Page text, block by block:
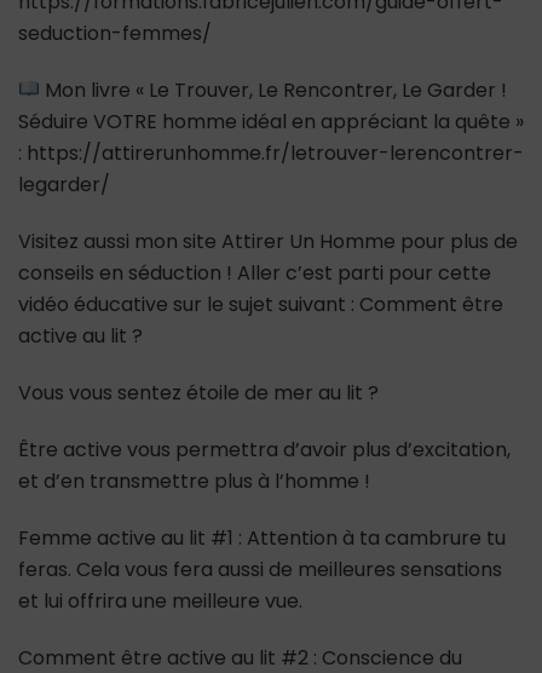
seduction-femmes/
Mon livre « Le Trouver, Le Rencontrer, Le Garder !
Séduire VOTRE homme idéal en appréciant la quête »
: https://attirerunhomme.fr/letrouver-lerencontrer-
legarder/
Visitez aussi mon site Attirer Un Homme pour plus de
conseils en séduction ! Aller c’est parti pour cette
vidéo éducative sur le sujet suivant : Comment être
active au lit ?
Vous vous sentez étoile de mer au lit ?
Être active vous permettra d’avoir plus d’excitation,
et d’en transmettre plus à l’homme !
Femme active au lit #1 : Attention à ta cambrure tu
feras. Cela vous fera aussi de meilleures sensations
et lui offrira une meilleure vue.
Comment être active au lit #2 : Conscience du